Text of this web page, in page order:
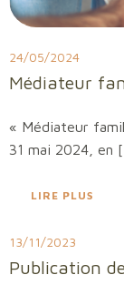
24/05/2024
Médiateur
« Médiateur
31 mai 2024, en
LIRE PLUS
13/11/2023
Publication